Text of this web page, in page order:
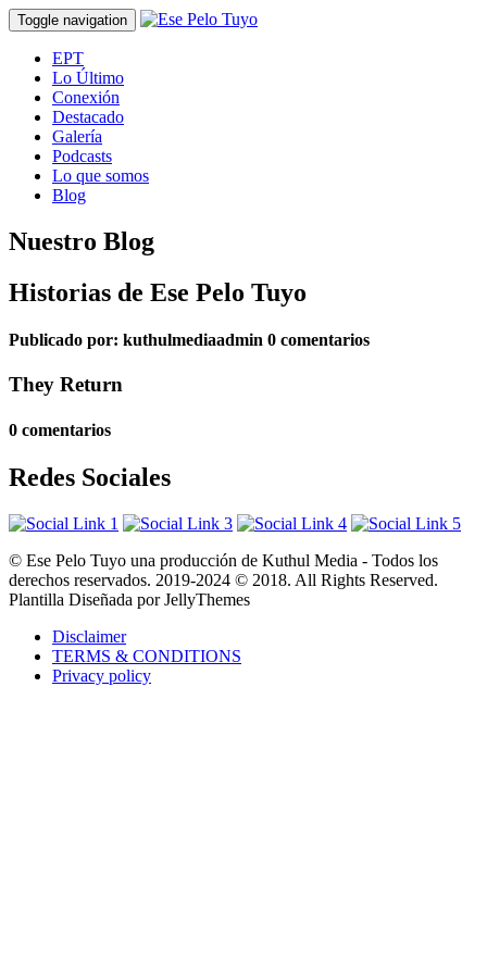
Toggle navigation
EPT
Lo Último
Conexión
Destacado
Galería
Podcasts
Lo que somos
Blog
Nuestro Blog
Historias de Ese Pelo Tuyo
Publicado por: kuthulmediaadmin 0 comentarios
They Return
0 comentarios
Redes Sociales
© Ese Pelo Tuyo una producción de Kuthul Media - Todos los
derechos reservados. 2019-2024 © 2018. All Rights Reserved.
Plantilla Diseñada por JellyThemes
Disclaimer
TERMS & CONDITIONS
Privacy policy